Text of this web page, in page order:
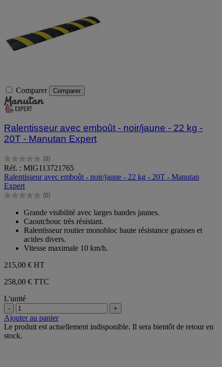
Comparer Comparer
Ralentisseur avec emboût - noir/jaune - 22 kg -
20T - Manutan Expert
(0)
0.0
sur
5
étoiles.
Réf. : MIG113721765
Ralentisseur avec emboût - noir/jaune - 22 kg - 20T - Manutan
Expert
(0)
0.0
étoiles.
Grande visibilité avec larges bandes jaunes.
Caoutchouc très résistant.
Ralentisseur routier monobloc haute résistance graisses et
acides divers.
Vitesse maximale 10 km/h.
215,00 € HT
258,00 € TTC
L'unité
- +
Ajouter au panier
Le produit est actuellement indisponible. Il sera bientôt de retour en
stock.